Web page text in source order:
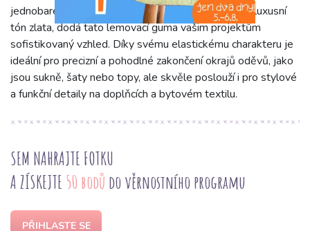
jednobarevném odstínu zářivé žluté, která evokuje luxusní
tón zlata, dodá tato lemovací guma vašim projektům
sofistikovaný vzhled. Díky svému elastickému charakteru je
ideální pro precizní a pohodlné zakončení okrajů oděvů, jako
jsou sukně, šaty nebo topy, ale skvěle poslouží i pro stylové
a funkční detaily na doplňcích a bytovém textilu.
SEM NAHRAJTE FOTKU
A ZÍSKEJTE 50 bodů do věrnostního programu
PŘIHLASTE SE